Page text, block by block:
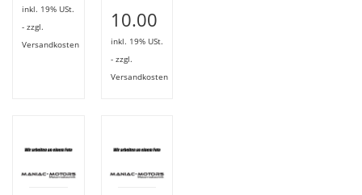
inkl. 19% USt.
- zzgl.
Versandkosten
10.00
inkl. 19% USt.
- zzgl.
Versandkosten